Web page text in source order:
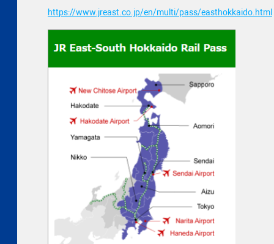
https://www.jreast.co.jp/en/multi/pass/easthokkaido.html